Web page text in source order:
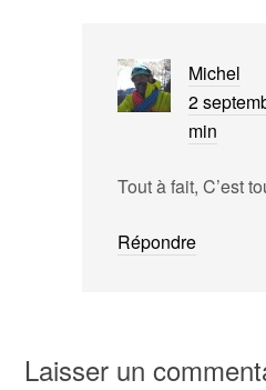
Michel
2
min
Tout à fait, C’est
Répondre
Laisser un